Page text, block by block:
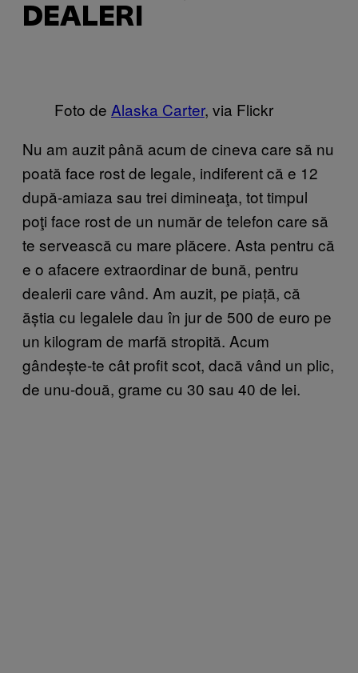
DEALERI
Foto de Alaska Carter, via Flickr
Nu am auzit până acum de cineva care să nu
poată face rost de legale, indiferent că e 12
după-amiaza sau trei dimineaţa, tot timpul
poţi face rost de un număr de telefon care să
te servească cu mare plăcere. Asta pentru că
e o afacere extraordinar de bună, pentru
dealerii care vând. Am auzit, pe piață, că
ăștia cu legalele dau în jur de 500 de euro pe
un kilogram de marfă stropită. Acum
gândește-te cât profit scot, dacă vând un plic,
de unu-două, grame cu 30 sau 40 de lei.